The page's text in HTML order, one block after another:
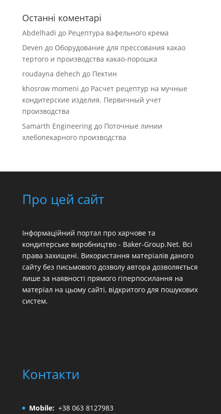
Останні коментарі
Abdelhadi до Рецептура вафельного крема
Deven до Оборудование для прессования какао
тертого и производства какао-порошка
roudayna dehech до Пектин
khosrow momeni до Расчет рецептур на мучные
кондитерские изделия. Первичный учет
производства
Samarth Engineeringдо Поточные линии
хлебопекарного производства
Про цей сайт
Інформаційний портал про харчове та
кондитерське виробництво - Baker-Group.Net. Всі
права захищені. Використання матеріалів даного
сайту без письмового дозволу автора дозволяється
лише за наявності прямого гіперпосилання на
матеріал на цьому сайті, відкритого для пошукових
систем.
Контакти
Mobile: +38 063 8127983